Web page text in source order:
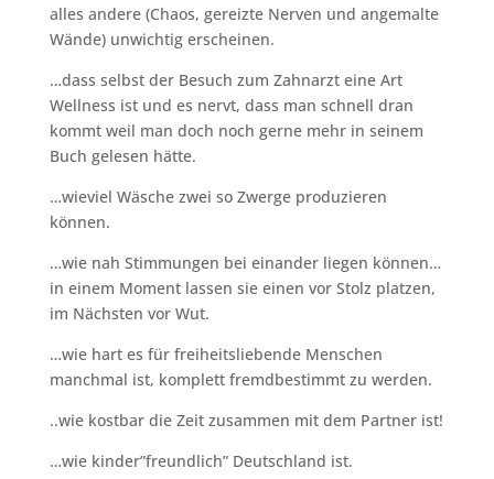
alles andere (Chaos, gereizte Nerven und angemalte
Wände) unwichtig erscheinen.
…dass selbst der Besuch zum Zahnarzt eine Art
Wellness ist und es nervt, dass man schnell dran
kommt weil man doch noch gerne mehr in seinem
Buch gelesen hätte.
…wieviel Wäsche zwei so Zwerge produzieren
können.
…wie nah Stimmungen bei einander liegen können…
in einem Moment lassen sie einen vor Stolz platzen,
im Nächsten vor Wut.
…wie hart es für freiheitsliebende Menschen
manchmal ist, komplett fremdbestimmt zu werden.
..wie kostbar die Zeit zusammen mit dem Partner ist!
…wie kinder”freundlich” Deutschland ist.